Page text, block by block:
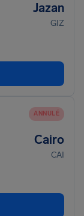
Jazan
GIZ
ANNULÉ
Cairo
CAI